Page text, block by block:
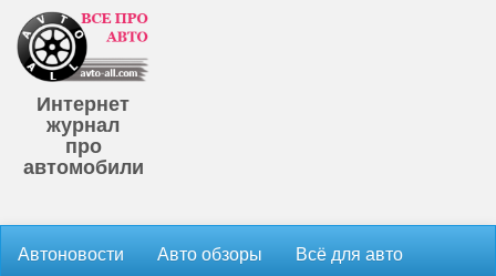
Интернет
журнал
про
автомобили
Автоновости Авто обзоры Всё для авто